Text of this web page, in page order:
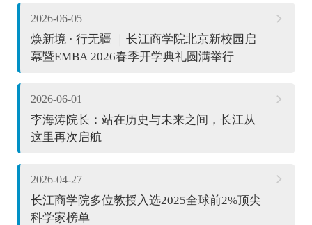
2026-06-05
焕新境 · 行无疆 ｜长江商学院北京新校园启
幕暨EMBA 2026春季开学典礼圆满举行
2026-06-01
李海涛院长：站在历史与未来之间，长江从
这里再次启航
2026-04-27
长江商学院多位教授入选2025全球前2%顶尖
科学家榜单